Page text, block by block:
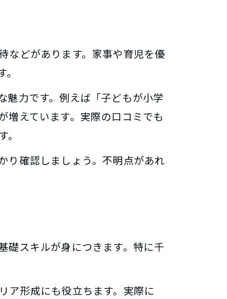
などがあります。家事や育児を優
魅力です。例えば「子どもが小学
増えています。実際の口コミでも
り確認しましょう。不明点があれ
礎スキルが身につきます。特に千
ア形成にも役立ちます。実際に